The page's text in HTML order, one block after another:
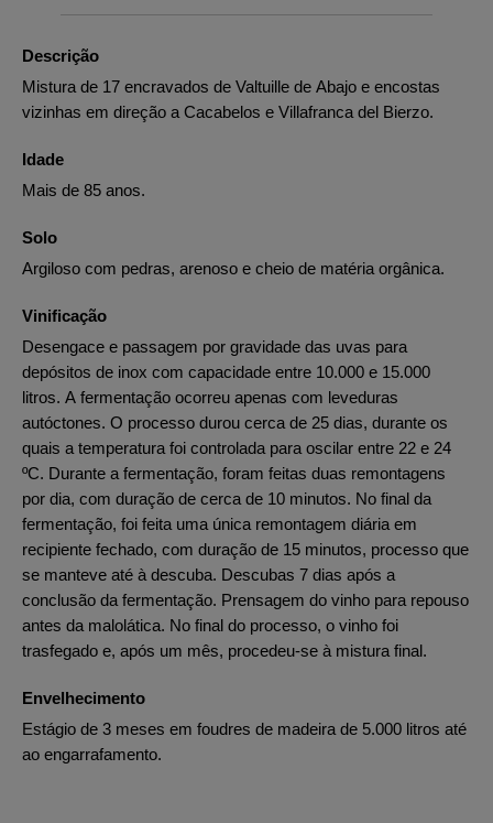
Descrição
Mistura de 17 encravados de Valtuille de Abajo e encostas
vizinhas em direção a Cacabelos e Villafranca del Bierzo.
Idade
Mais de 85 anos.
Solo
Argiloso com pedras, arenoso e cheio de matéria orgânica.
Vinificação
Desengace e passagem por gravidade das uvas para
depósitos de inox com capacidade entre 10.000 e 15.000
litros. A fermentação ocorreu apenas com leveduras
autóctones. O processo durou cerca de 25 dias, durante os
quais a temperatura foi controlada para oscilar entre 22 e 24
ºC. Durante a fermentação, foram feitas duas remontagens
por dia, com duração de cerca de 10 minutos. No final da
fermentação, foi feita uma única remontagem diária em
recipiente fechado, com duração de 15 minutos, processo que
se manteve até à descuba. Descubas 7 dias após a
conclusão da fermentação. Prensagem do vinho para repouso
antes da malolática. No final do processo, o vinho foi
trasfegado e, após um mês, procedeu-se à mistura final.
Envelhecimento
Estágio de 3 meses em foudres de madeira de 5.000 litros até
ao engarrafamento.